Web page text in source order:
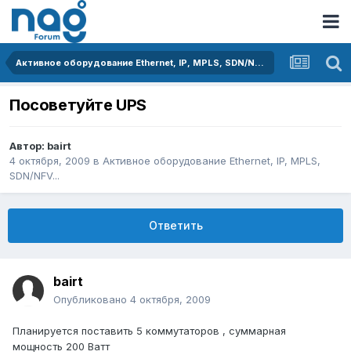
Активное оборудование Ethernet, IP, MPLS, SDN/NFV...
Посоветуйте UPS
Автор: bairt
4 октября, 2009 в Активное оборудование Ethernet, IP, MPLS,
SDN/NFV...
Ответить
bairt
Опубликовано 4 октября, 2009
Планируется поставить 5 коммутаторов , суммарная
мощность 200 Ватт